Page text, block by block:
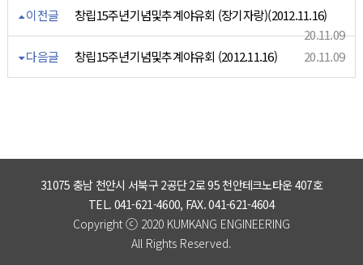
이전글
창립15주년기념및추계야유회 (장기자랑)(2012.11.16)
20.11.09
다음글
창립15주년기념및추계야유회 (2012.11.16) 20.11.09
31075 충남 천안시 서북구 2공단 2로 95 천안테크노타운 407호
TEL. 041-621-4600, FAX. 041-621-4604
Copyrightⓒ 2020 KUMKANG ENGINEERING
All Rights Reserved.